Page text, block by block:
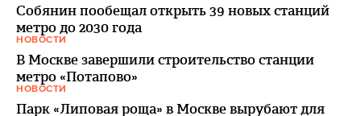
Собянин пообещал открыть 39 новых станций
метро до 2030 года
НОВОСТИ
В Москве завершили строительство станции
метро «Потапово»
НОВОСТИ
Парк «Липовая роща» в Москве вырубают для